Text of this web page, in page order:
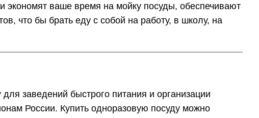
ваше время на мойку посуды, обеспечивают
что бы брать еду с собой на работу, в школу, на
заведений быстрого питания и организации
России. Купить одноразовую посуду можно